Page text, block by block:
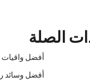
الصلة
أفضل واقيات
أفضل وسائد